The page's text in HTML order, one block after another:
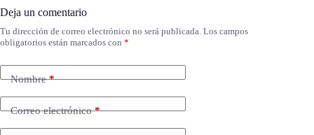
Deja un comentario
Tu dirección de correo electrónico no será publicada. Los campos
obligatorios están marcados con *
Nombre*
Correo electrónico*